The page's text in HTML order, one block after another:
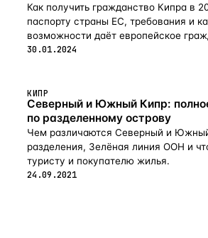
Как получить гражданство Кипра в
паспорту страны ЕС, требования и
возможности даёт европейское
30.01.2024
КИПР
Северный и Южный Кипр:
по разделенному острову
Чем различаются Северный и
разделения, Зелёная линия ООН и
туристу и покупателю жилья.
24.09.2021